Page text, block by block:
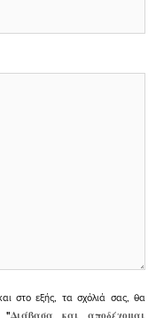
στο εξής, τα σχόλιά σας, θα